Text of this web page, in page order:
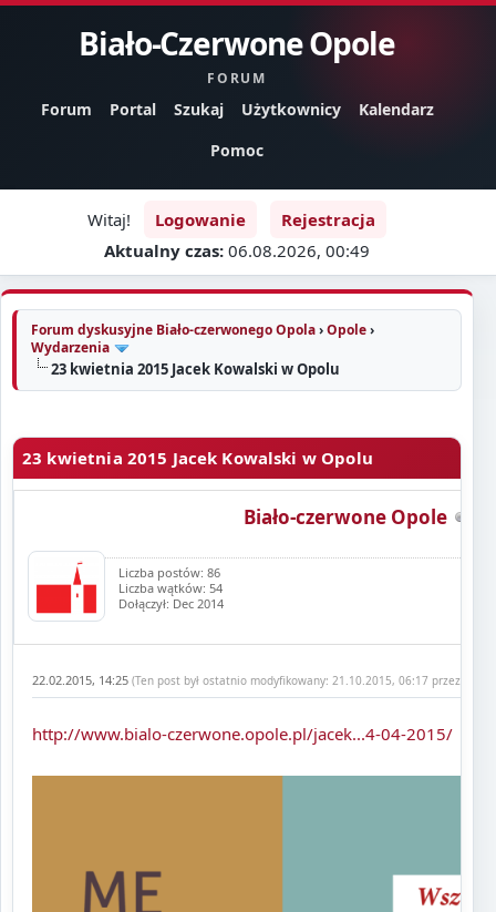
Biało-Czerwone Opole
FORUM
Forum Portal Szukaj Użytkownicy
Kalendarz
Pomoc
Witaj! Logowanie
Rejestracja
Aktualny czas: 06.08.2026, 00:49
Forum dyskusyjne Biało-czerwonego Opola›Opole›
Wydarzenia
23 kwietnia 2015 Jacek Kowalski w Opolu
23 kwietnia 2015 Jacek Kowalski w Opolu
Biało-czerwone Opole
Liczba postów: 86
Liczba wątków: 54
Dołączył: Dec 2014
22.02.2015, 14:25 (Ten post był ostatnio modyfikowany: 21.10.2015, 06:17 przez
http://www.bialo-czerwone.opole.pl/jacek...4-04-2015/